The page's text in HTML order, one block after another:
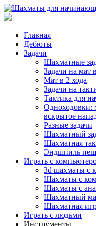
Главная
Дебюты
Задачи
Шахматные
Задачи на мат
Мат в 2 хода
Задачи на
Тактика для
Одноходовки:
вскрытое
Разные задачи
Шахматный
Шахматная
Эндшпиль
Играть с
3d шахматы с
Шахматы с
Шахматы с
Шахматный
Шахматная
Играть с людьми
Инструменты